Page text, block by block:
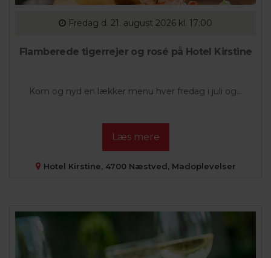
Fredag d. 21. august 2026 kl. 17:00
Flamberede tigerrejer og rosé på Hotel Kirstine
Kom og nyd en lækker menu hver fredag i juli og...
Læs mere
Hotel Kirstine, 4700 Næstved, Madoplevelser